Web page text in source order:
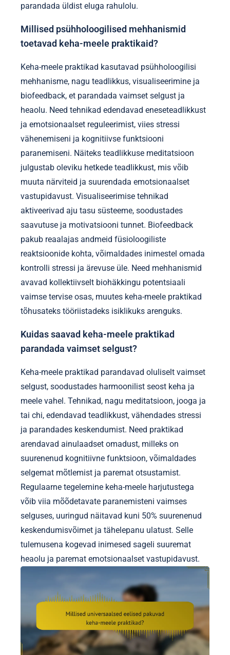
parandada üldist eluga rahulolu.
Millised psühholoogilised mehhanismid
toetavad keha-meele praktikaid?
Keha-meele praktikad kasutavad psühholoogilisi
mehhanisme, nagu teadlikkus, visualiseerimine ja
biofeedback, et parandada vaimset selgust ja
heaolu. Need tehnikad edendavad eneseteadlikkust
ja emotsionaalset reguleerimist, viies stressi
vähenemiseni ja kognitiivse funktsiooni
paranemiseni. Näiteks teadlikkuse meditatsioon
julgustab oleviku hetkede teadlikkust, mis võib
muuta närviteid ja suurendada emotsionaalset
vastupidavust. Visualiseerimise tehnikad
aktiveerivad aju tasu süsteeme, soodustades
saavutuse ja motivatsiooni tunnet. Biofeedback
pakub reaalajas andmeid füsioloogiliste
reaktsioonide kohta, võimaldades inimestel omada
kontrolli stressi ja ärevuse üle. Need mehhanismid
avavad kollektiivselt biohäkkingu potentsiaali
vaimse tervise osas, muutes keha-meele praktikad
tõhusateks tööriistadeks isiklikuks arenguks.
Kuidas saavad keha-meele praktikad
parandada vaimset selgust?
Keha-meele praktikad parandavad oluliselt vaimset
selgust, soodustades harmoonilist seost keha ja
meele vahel. Tehnikad, nagu meditatsioon, jooga ja
tai chi, edendavad teadlikkust, vähendades stressi
ja parandades keskendumist. Need praktikad
arendavad ainulaadset omadust, milleks on
suurenenud kognitiivne funktsioon, võimaldades
selgemat mõtlemist ja paremat otsustamist.
Regulaarne tegelemine keha-meele harjutustega
võib viia mõõdetavate paranemisteni vaimses
selguses, uuringud näitavad kuni 50% suurenenud
keskendumisvõimet ja tähelepanu ulatust. Selle
tulemusena kogevad inimesed sageli suuremat
heaolu ja paremat emotsionaalset vastupidavust.